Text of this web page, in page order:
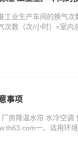
工业生产车间的换气次
次数（次/小时）=室内
事项
房降温水帘 水冷空调
一、适用环